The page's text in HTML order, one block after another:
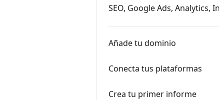
SEO, Google Ads, Analytics,
Añade tu dominio
Conecta tus plataformas
Crea tu primer informe